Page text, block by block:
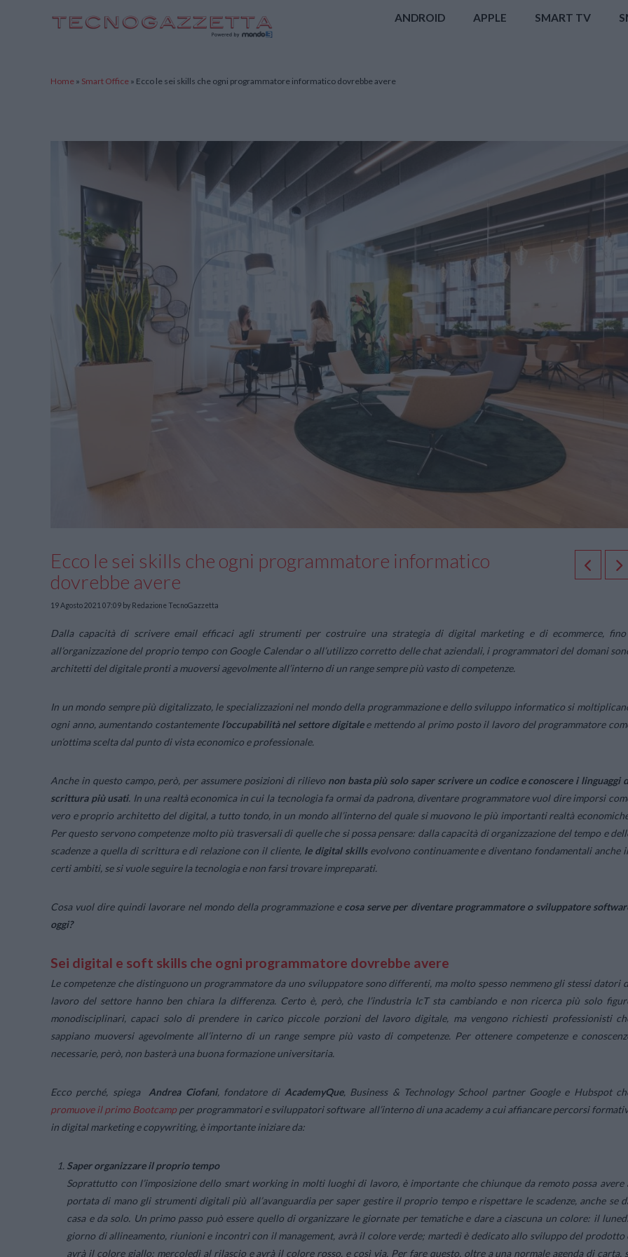
ANDROID APPLE SMART TV
Home » Smart Office » Ecco le sei skills che ogni programmatore informatico dovrebbe avere
Ecco le sei skills che ogni programmatore informatico
dovrebbe avere
19 Agosto 2021 07:09 by Redazione TecnoGazzetta
Dalla capacità di scrivere email efficaci agli strumenti per costruire una strategia di digital marketing e di ecommerce, fino
all’organizzazione del proprio tempo con Google Calendar o all’utilizzo corretto delle chat aziendali, i programmatori del domani
architetti del digitale pronti a muoversi agevolmente all’interno di un range sempre più vasto di competenze.
In un mondo sempre più digitalizzato, le specializzazioni nel mondo della programmazione e dello sviluppo informatico si
ogni anno, aumentando costantemente l’occupabilità nel settore digitalee mettendo al primo posto il lavoro del programmatore
un’ottima scelta dal punto di vista economico e professionale.
Anche in questo campo, però, per assumere posizioni di rilievo non basta più solo saper scrivere un codice e conoscere i linguaggi
scrittura più usati. In una realtà economica in cui la tecnologia fa ormai da padrona, diventare programmatore vuol dire imporsi
vero e proprio architetto del digital, a tutto tondo, in un mondo all’interno del quale si muovono le più importanti realtà
Per questo servono competenze molto più trasversali di quelle che si possa pensare: dalla capacità di organizzazione del tempo e
scadenze a quella di scrittura e di relazione con il cliente, le digital skills evolvono continuamente e diventano fondamentali anche
certi ambiti, se si vuole seguire la tecnologia e non farsi trovare impreparati.
Cosa vuol dire quindi lavorare nel mondo della programmazione e cosa serve per diventare programmatore o sviluppatore
oggi?
Sei digital e soft skills che ogni programmatore dovrebbe avere
Le competenze che distinguono un programmatore da uno sviluppatore sono differenti, ma molto spesso nemmeno gli stessi datori
lavoro del settore hanno ben chiara la differenza. Certo è, però, che l’industria IcT sta cambiando e non ricerca più solo
monodisciplinari, capaci solo di prendere in carico piccole porzioni del lavoro digitale, ma vengono richiesti professionisti
sappiano muoversi agevolmente all’interno di un range sempre più vasto di competenze. Per ottenere competenze e
necessarie, però, non basterà una buona formazione universitaria.
Ecco perché, spiega Andrea Ciofani, fondatore di AcademyQue, Business & Technology School partner Google e Hubspot
promuove il primo Bootcamp per programmatori e sviluppatori software all’interno di una academy a cui affiancare percorsi
in digital marketing e copywriting, è importante iniziare da:
Saper organizzare il proprio tempo
Soprattutto con l’imposizione dello smart working in molti luoghi di lavoro, è importante che chiunque da remoto possa avere
portata di mano gli strumenti digitali più all’avanguardia per saper gestire il proprio tempo e rispettare le scadenze, anche se
casa e da solo. Un primo passo può essere quello di organizzare le giornate per tematiche e dare a ciascuna un colore: il
giorno di allineamento, riunioni e incontri con il management, avrà il colore verde; martedì è dedicato allo sviluppo del prodotto
avrà il colore giallo; mercoledì al rilascio e avrà il colore rosso, e così via. Per fare questo, oltre a una normale agenda di carta,